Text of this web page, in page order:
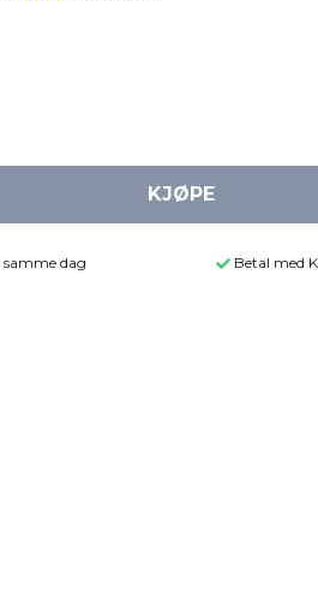
KJØPE
samme dag Betal med